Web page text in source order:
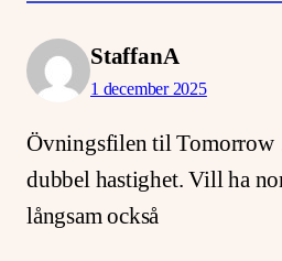
StaffanA
1 december 2025
Övningsfilen til Tomorrow
dubbel hastighet. Vill ha
långsam också